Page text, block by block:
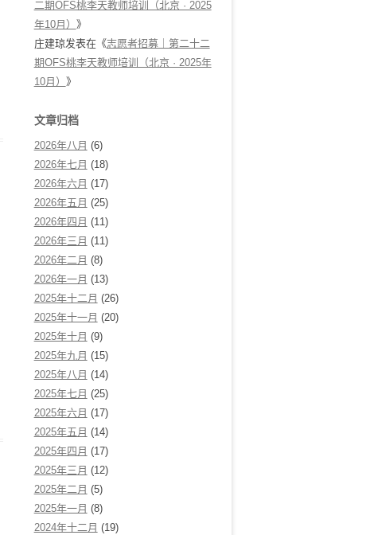
二期OFS桃李天教师培训（北京 · 2025
年10月） 》
庄建琼发表在《志愿者招募｜第二十二
期OFS桃李天教师培训（北京 · 2025年
10月） 》
文章归档
2026年八月 (6)
2026年七月 (18)
2026年六月 (17)
2026年五月 (25)
2026年四月 (11)
2026年三月 (11)
2026年二月 (8)
2026年一月 (13)
2025年十二月 (26)
2025年十一月 (20)
2025年十月 (9)
2025年九月 (15)
2025年八月 (14)
2025年七月 (25)
2025年六月 (17)
2025年五月 (14)
2025年四月 (17)
2025年三月 (12)
2025年二月 (5)
2025年一月 (8)
2024年十二月 (19)